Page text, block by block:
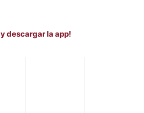
descargar la app!